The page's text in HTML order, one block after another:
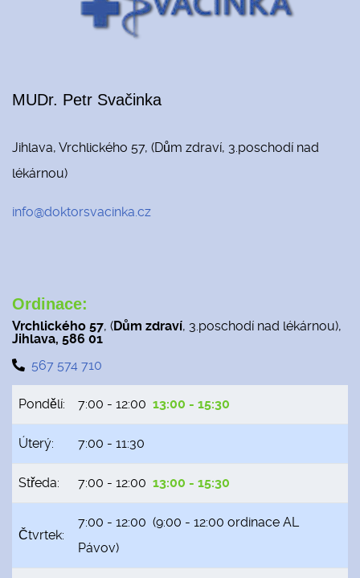
MUDr. Petr Svačinka
Jihlava, Vrchlického 57, (Dům zdraví, 3.poschodí nad
lékárnou)
info@doktorsvacinka.cz
Ordinace:
Vrchlického 57, (Dům zdraví, 3.poschodí nad lékárnou),
Jihlava, 586 01
567 574 710
Pondělí: 7:00 - 12:00 13:00 - 15:30
Úterý: 7:00 - 11:30
Středa: 7:00 - 12:00 13:00 - 15:30
Čtvrtek:
7:00 - 12:00 (9:00 - 12:00 ordinace AL
Pávov)